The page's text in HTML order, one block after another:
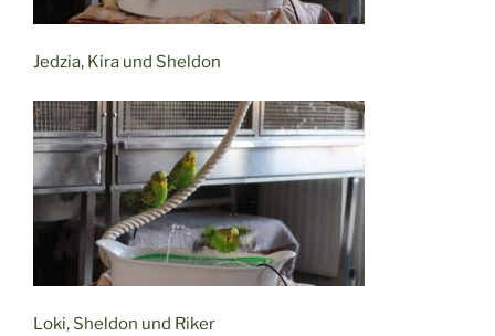
Jedzia, Kira und Sheldon
Loki, Sheldon und Riker